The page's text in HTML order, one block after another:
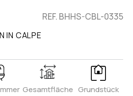
REF. BHHS-CBL-0335
IN CALPE
Gesamtfläche Grundstück